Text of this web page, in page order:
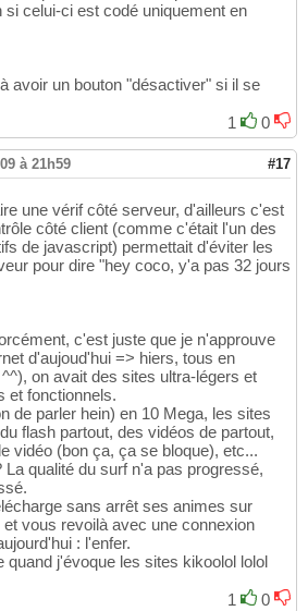
celui-ci est codé uniquement en
avoir un bouton "désactiver" si il se
1
0
à 21h59 #17
une vérif côté serveur, d'ailleurs c'est
côté client (comme c'était l'un des
de javascript) permettait d'éviter les
pour dire "hey coco, y'a pas 32 jours
c'est juste que je n'approuve
d'aujoud'hui => hiers, tous en
on avait des sites ultra-légers et
et fonctionnels.
de parler hein) en 10 Mega, les sites
flash partout, des vidéos de partout,
vidéo (bon ça, ça se bloque), etc...
qualité du surf n'a pas progressé,
sans arrêt ses animes sur
vous revoilà avec une connexion
: l'enfer.
quand j'évoque les sites kikoolol lolol
1
0